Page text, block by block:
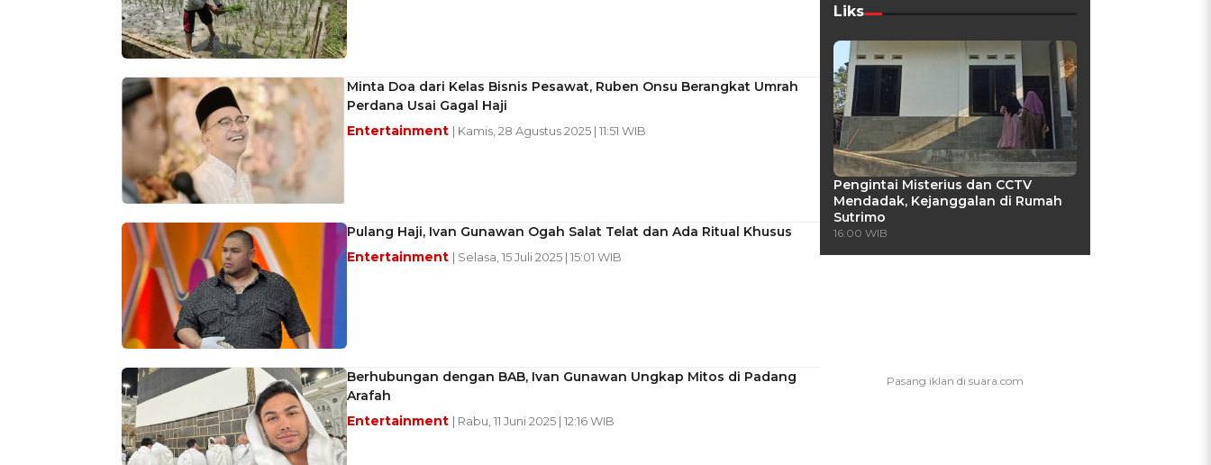
Minta Doa dari Kelas Bisnis Pesawat, Ruben Onsu Berangkat Umrah
Perdana Usai Gagal Haji
Entertainment | Kamis, 28 Agustus 2025 | 11:51 WIB
Pulang Haji, Ivan Gunawan Ogah Salat Telat dan Ada Ritual Khusus
Entertainment | Selasa, 15 Juli 2025 | 15:01 WIB
Berhubungan dengan BAB, Ivan Gunawan Ungkap Mitos di Padang
Arafah
Entertainment | Rabu, 11 Juni 2025 | 12:16 WIB
Liks
Pengintai Misterius dan CCTV
Mendadak, Kejanggalan di Rumah
Sutrimo
16:00 WIB